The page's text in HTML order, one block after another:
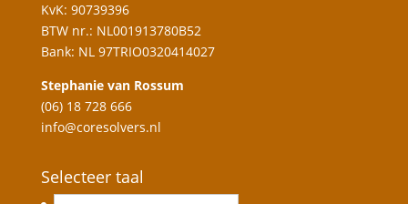
KvK: 90739396
BTW nr.: NL001913780B52
Bank: NL 97TRIO0320414027
Stephanie van Rossum
(06) 18 728 666
info@coresolvers.nl
Selecteer taal